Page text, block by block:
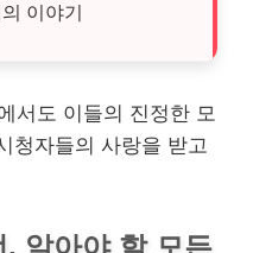
이야기
서도 이들의 진정한 모
청자들의 사랑을 받고
, 알아야 할 모든